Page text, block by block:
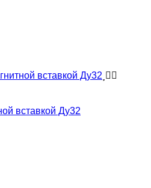
вставкой Ду32